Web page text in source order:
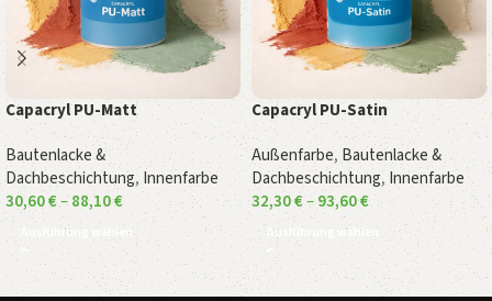
Capacryl PU-Matt
Bautenlacke &
Dachbeschichtung,Innenfarbe
30,60€–88,10€
Ausführung wählen
Capacryl PU-Satin
Außenfarbe, Bautenlacke &
Dachbeschichtung, Innenfarbe
32,30€–93,60€
Ausführung wählen